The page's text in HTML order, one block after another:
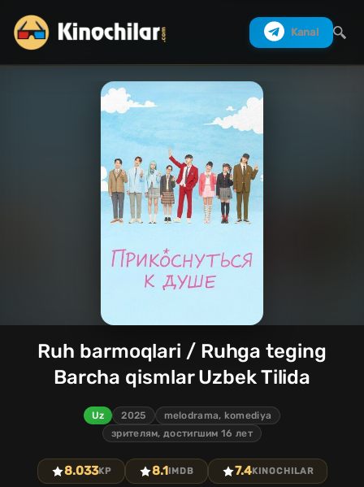
Kanal
Ruh barmoqlari / Ruhga teging
Barcha qismlar Uzbek Tilida
Uz 2025
melodrama, komediya
зрителям, достигшим 16 лет
8.033KP 8.1IMDB 7.4KINOCHILAR